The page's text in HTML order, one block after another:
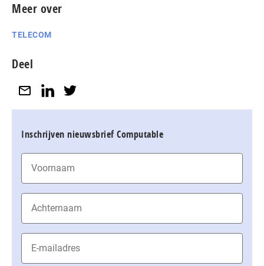
Meer over
TELECOM
Deel
Inschrijven nieuwsbrief Computable